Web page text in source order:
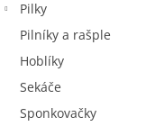
Pilky
Pilníky a rašple
Hoblíky
Sekáče
Sponkovačky